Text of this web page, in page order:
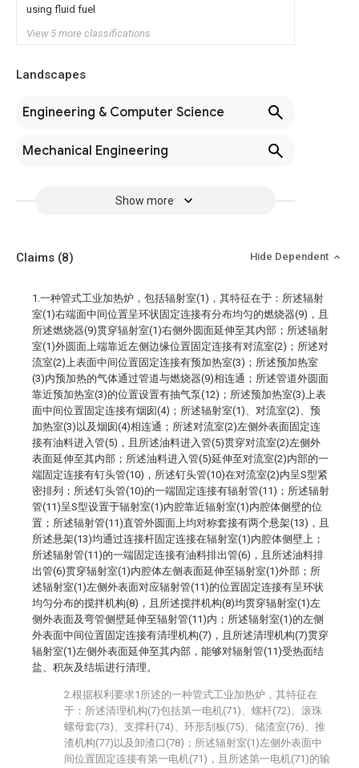
using fluid fuel
View 5 more classifications
Landscapes
Engineering & Computer Science
Mechanical Engineering
Show more
Claims (8) Hide Dependent
1.一种管式工业加热炉，包括辐射室(1)，其特征在于：所述辐射
室(1)右端面中间位置呈环状固定连接有分布均匀的燃烧器(9)，且
所述燃烧器(9)贯穿辐射室(1)右侧外圆面延伸至其内部；所述辐射
室(1)外圆面上端靠近左侧边缘位置固定连接有对流室(2)；所述对
流室(2)上表面中间位置固定连接有预加热室(3)；所述预加热室
(3)内预加热的气体通过管道与燃烧器(9)相连通；所述管道外圆面
靠近预加热室(3)的位置设置有抽气泵(12)；所述预加热室(3)上表
面中间位置固定连接有烟囱(4)；所述辐射室(1)、对流室(2)、预
加热室(3)以及烟囱(4)相连通；所述对流室(2)左侧外表面固定连
接有油料进入管(5)，且所述油料进入管(5)贯穿对流室(2)左侧外
表面延伸至其内部；所述油料进入管(5)延伸至对流室(2)内部的一
端固定连接有钉头管(10)，所述钉头管(10)在对流室(2)内呈S型紧
密排列；所述钉头管(10)的一端固定连接有辐射管(11)；所述辐射
管(11)呈S型设置于辐射室(1)内腔靠近辐射室(1)内腔体侧壁的位
置；所述辐射管(11)直管外圆面上均对称套接有两个悬架(13)，且
所述悬架(13)均通过连接杆固定连接在辐射室(1)内腔体侧壁上；
所述辐射管(11)的一端固定连接有油料排出管(6)，且所述油料排
出管(6)贯穿辐射室(1)内腔体左侧表面延伸至辐射室(1)外部；所
述辐射室(1)左侧外表面对应辐射管(11)的位置固定连接有呈环状
均匀分布的搅拌机构(8)，且所述搅拌机构(8)均贯穿辐射室(1)左
侧外表面及弯管侧壁延伸至辐射管(11)内；所述辐射室(1)的左侧
外表面中间位置固定连接有清理机构(7)，且所述清理机构(7)贯穿
辐射室(1)左侧外表面延伸至其内部，能够对辐射管(11)受热面结
盐、积灰及结垢进行清理。
2.根据权利要求1所述的一种管式工业加热炉，其特征在
于：所述清理机构(7)包括第一电机(71)、螺杆(72)、滚珠
螺母套(73)、支撑杆(74)、环形刮板(75)、储渣室(76)、推
渣机构(77)以及卸渣口(78)；所述辐射室(1)左侧外表面中
间位置固定连接有第一电机(71)，且所述第一电机(71)的输